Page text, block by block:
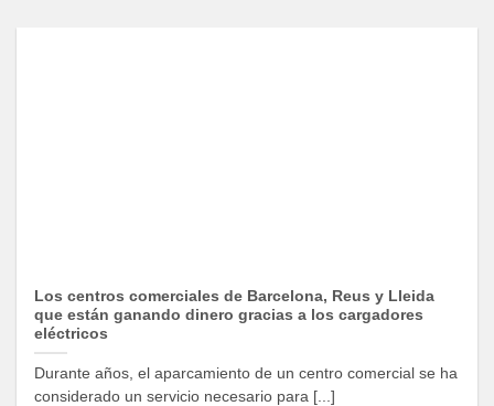
Los centros comerciales de Barcelona, Reus y Lleida
que están ganando dinero gracias a los cargadores
eléctricos
Durante años, el aparcamiento de un centro comercial se ha
considerado un servicio necesario para [...]